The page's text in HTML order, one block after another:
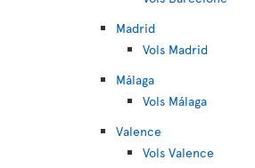
Madrid
Vols Madrid
Málaga
Vols Málaga
Valence
Vols Valence